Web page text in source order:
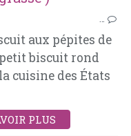
aux pépites de
biscuit rond
cuisine des États
PLUS